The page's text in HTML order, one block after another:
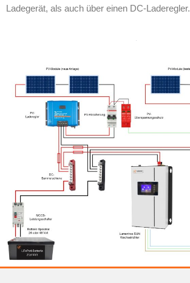
Ladegerät, als auch über einen DC-Laderegler.